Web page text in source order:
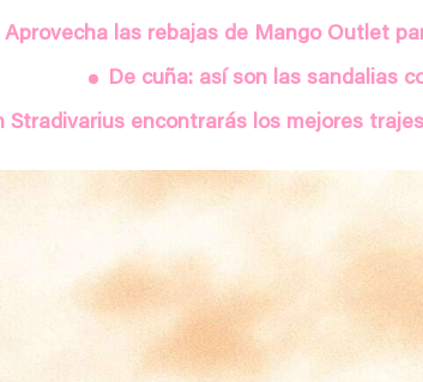
Aprovecha las rebajas de Mango Outlet
De cuña: así son las sandalias
Stradivarius encontrarás los mejores